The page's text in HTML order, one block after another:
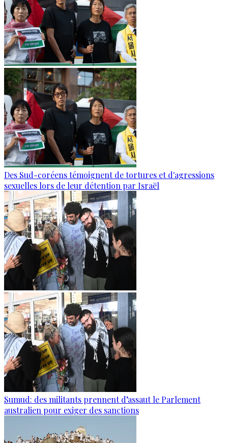
Des Sud-coréens témoignent de tortures et d'agressions
sexuelles lors de leur détention par Israël
Sumud: des militants prennent d’assaut le Parlement
australien pour exiger des sanctions